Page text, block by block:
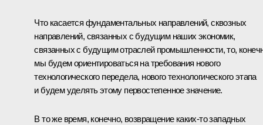
Что касается фундаментальных направлений, сквозных
направлений, связанных с будущим наших экономик,
связанных с будущим отраслей промышленности, то,
мы будем ориентироваться на требования нового
технологического передела, нового технологического этапа
и будем уделять этому первостепенное значение.
В то же время, конечно, возвращение каких-то западных